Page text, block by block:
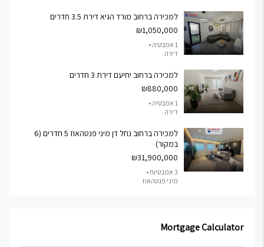
למכירה ברחוב מורד הגיא דירת 3.5 חדרים
₪1,050,000
1 אמבטיה •
דירה
למכירה ברחוב יחיעם דירת 3 חדרים
₪880,000
1 אמבטיה •
דירה
למכירה ברחוב נחל דן מיני פנטהאוז 5 חדרים (6
במקור)
₪31,900,000
3 אמבטיות •
מיני פנטהאוז
Mortgage Calculator